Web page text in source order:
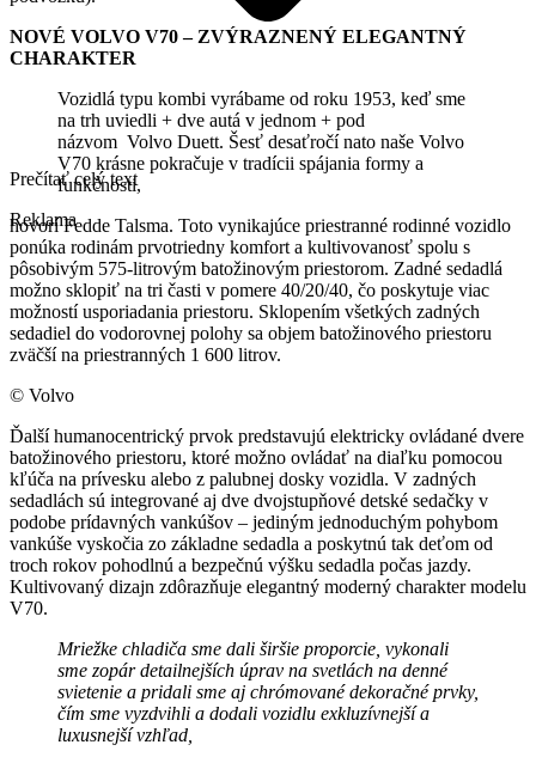
NOVÉ VOLVO V70 – ZVÝRAZNENÝ ELEGANTNÝ
CHARAKTER
Vozidlá typu kombi vyrábame od roku 1953, keď sme
na trh uviedli + dve autá v jednom + pod
názvom Volvo Duett. Šesť desaťročí nato naše Volvo
V70 krásne pokračuje v tradícii spájania formy a
funkčnosti,
hovorí Fedde Talsma. Toto vynikajúce priestranné rodinné vozidlo
ponúka rodinám prvotriedny komfort a kultivovanosť spolu s
pôsobivým 575-litrovým batožinovým priestorom. Zadné sedadlá
možno sklopiť na tri časti v pomere 40/20/40, čo poskytuje viac
možností usporiadania priestoru. Sklopením všetkých zadných
sedadiel do vodorovnej polohy sa objem batožinového priestoru
zväčší na priestranných 1 600 litrov.
© Volvo
Ďalší humanocentrický prvok predstavujú elektricky ovládané dvere
batožinového priestoru, ktoré možno ovládať na diaľku pomocou
kľúča na prívesku alebo z palubnej dosky vozidla. V zadných
sedadlách sú integrované aj dve dvojstupňové detské sedačky v
podobe prídavných vankúšov – jediným jednoduchým pohybom
vankúše vyskočia zo základne sedadla a poskytnú tak deťom od
troch rokov pohodlnú a bezpečnú výšku sedadla počas jazdy.
Kultivovaný dizajn zdôrazňuje elegantný moderný charakter modelu
V70.
Mriežke chladiča sme dali širšie proporcie, vykonali
sme zopár detailnejších úprav na svetlách na denné
svietenie a pridali sme aj chrómované dekoračné prvky,
čím sme vyzdvihli a dodali vozidlu exkluzívnejší a
luxusnejší vzhľad,
Prečítať celý text
Reklama